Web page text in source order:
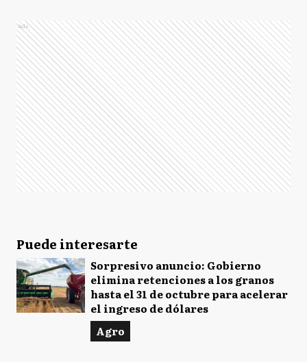
Ads
Puede interesarte
Sorpresivo anuncio: Gobierno
elimina retenciones a los granos
hasta el 31 de octubre para acelerar
el ingreso de dólares
Agro